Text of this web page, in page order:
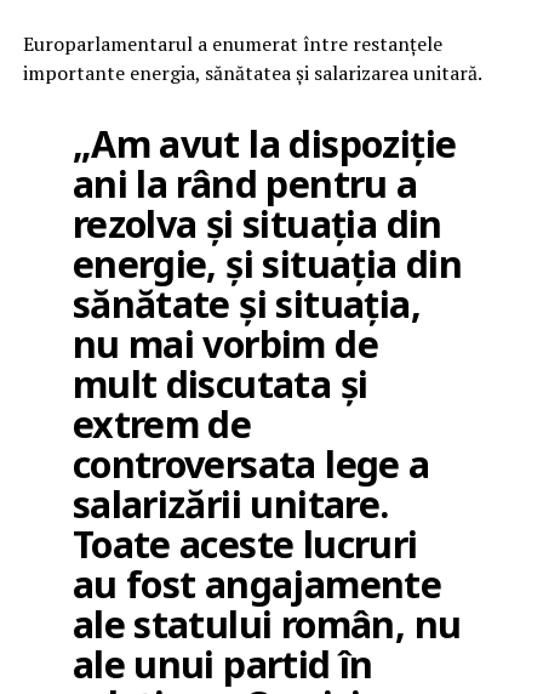
Europarlamentarul a enumerat între restanțele
importante energia, sănătatea și salarizarea unitară.
„Am avut la dispoziție
ani la rând pentru a
rezolva și situația din
energie, și situația din
sănătate și situația,
nu mai vorbim de
mult discutata și
extrem de
controversata lege a
salarizării unitare.
Toate aceste lucruri
au fost angajamente
ale statului român, nu
ale unui partid în